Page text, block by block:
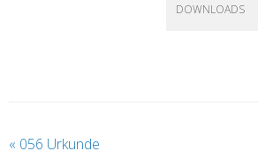
DOWNLOADS
« 056 Urkunde